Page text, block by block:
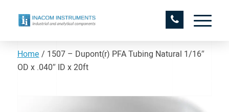
Home / 1507 – Dupont(r) PFA Tubing Natural 1/16″
OD x .040″ ID x 20ft